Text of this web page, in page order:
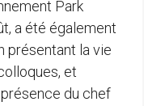
Park
a été également
présentant la vie
et
du chef